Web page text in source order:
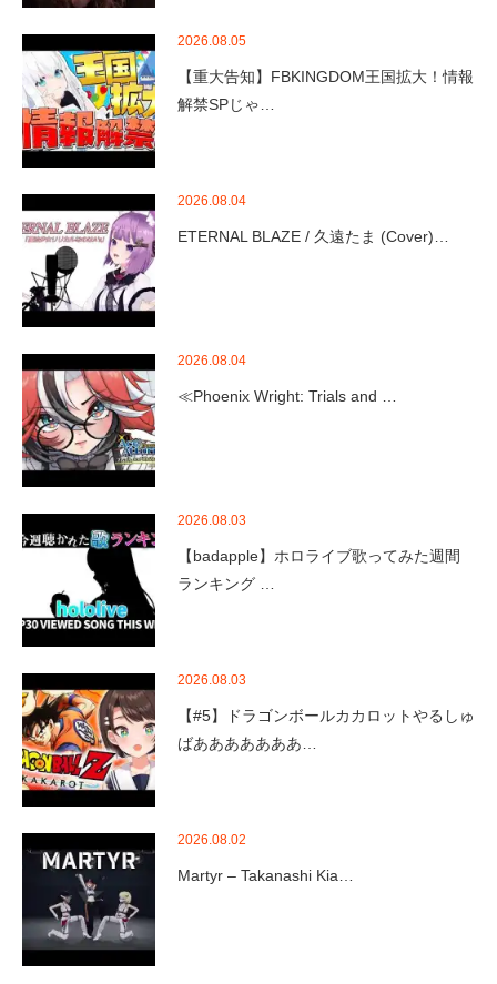
2026.08.05
【重大告知】FBKINGDOM王国拡大！情報
解禁SPじゃ…
2026.08.04
ETERNAL BLAZE / 久遠たま (Cover)…
2026.08.04
≪Phoenix Wright: Trials and …
2026.08.03
【badapple】ホロライブ歌ってみた週間
ランキング …
2026.08.03
【#5】ドラゴンボールカカロットやるしゅ
ばあああああああ…
2026.08.02
Martyr – Takanashi Kia…